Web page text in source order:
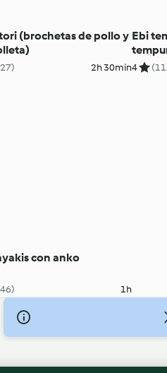
(brochetas de pollo y
2h 30min
Ebi
4
con anko
1h